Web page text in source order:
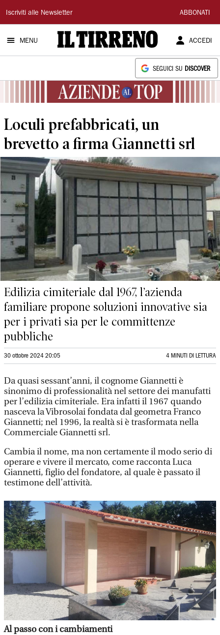
Il
Tirreno
Iscriviti alle Newsletter ABBONATI
MENU ACCEDI
SEGUICI SU DISCOVER
Loculi prefabbricati, un
brevetto a firma Giannetti srl
Edilizia cimiteriale dal 1967, l’azienda
familiare propone soluzioni innovative sia
per i privati sia per le committenze
pubbliche
30 ottobre 2024 20:05 4 MINUTI DI LETTURA
Da quasi sessant’anni, il cognome Giannetti è
sinonimo di professionalità nel settore dei manufatti
per l’edilizia cimiteriale. Era infatti il 1967 quando
nasceva la Vibrosolai fondata dal geometra Franco
Giannetti; nel 1996, la realtà si è trasformata nella
Commerciale Giannetti srl.
Cambia il nome, ma non certamente il modo serio di
operare e vivere il mercato, come racconta Luca
Giannetti, figlio del fondatore, al quale è passato il
testimone dell’attività.
Al passo con i cambiamenti